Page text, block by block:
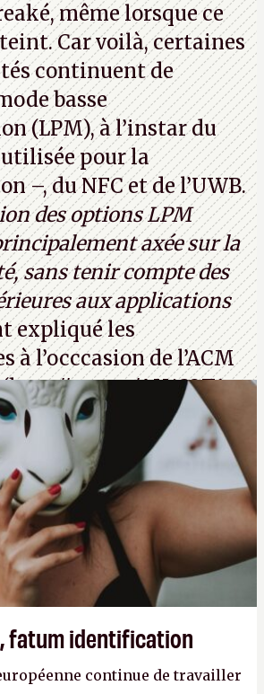
même lorsque ce
Car voilà, certaines
continuent de
basse
(LPM), à l’instar du
pour la
–, du NFC et de l’UWB.
des options LPM
axée sur la
sans tenir compte des
aux applications
expliqué les
à l’occcasion de l’ACM
http://cpc.cx/AH432T1
photo : Pexels - Tyler
fatum identification
continue de travailler